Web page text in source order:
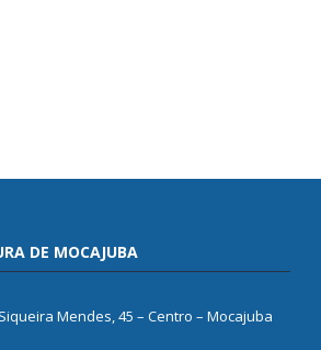
DE MOCAJUBA
Mendes, 45 – Centro – Mocajuba